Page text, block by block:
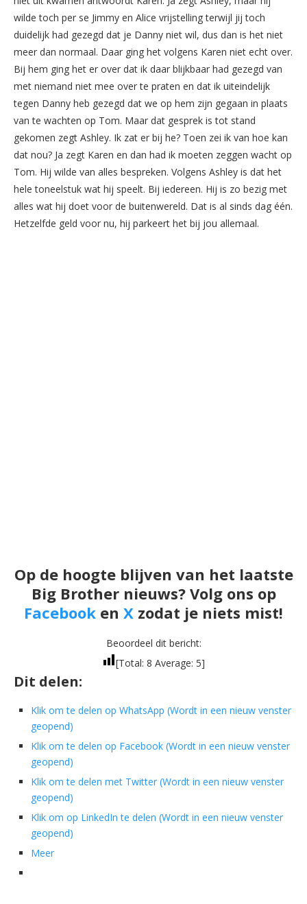
wilde toch per se Jimmy en Alice vrijstelling terwijl jij toch
duidelijk had gezegd dat je Danny niet wil, dus dan is het niet
meer dan normaal. Daar ging het volgens Karen niet echt over.
Bij hem ging het er over dat ik daar blijkbaar had gezegd van
met niemand niet mee over te praten en dat ik uiteindelijk
tegen Danny heb gezegd dat we op hem zijn gegaan in plaats
van te wachten op Tom. Maar dat gesprek is tot stand
gekomen zegt Ashley. Ik zat er bij he? Toen zei ik van hoe kan
dat nou? Ja zegt Karen en dan had ik moeten zeggen wacht op
Tom. Hij wilde van alles bespreken. Volgens Ashley is dat het
hele toneelstuk wat hij speelt. Bij iedereen. Hij is zo bezig met
alles wat hij doet voor de buitenwereld. Dat is al sinds dag één.
Hetzelfde geld voor nu, hij parkeert het bij jou allemaal.
Op de hoogte blijven van het laatste
Big Brother nieuws? Volg ons op
Facebook en X zodat je niets mist!
Beoordeel dit bericht:
[Total: 8 Average: 5]
Dit delen:
Klik om te delen op WhatsApp (Wordt in een nieuw venster
geopend)
Klik om te delen op Facebook (Wordt in een nieuw venster
geopend)
Klik om te delen met Twitter (Wordt in een nieuw venster
geopend)
Klik om op LinkedIn te delen (Wordt in een nieuw venster
geopend)
Meer